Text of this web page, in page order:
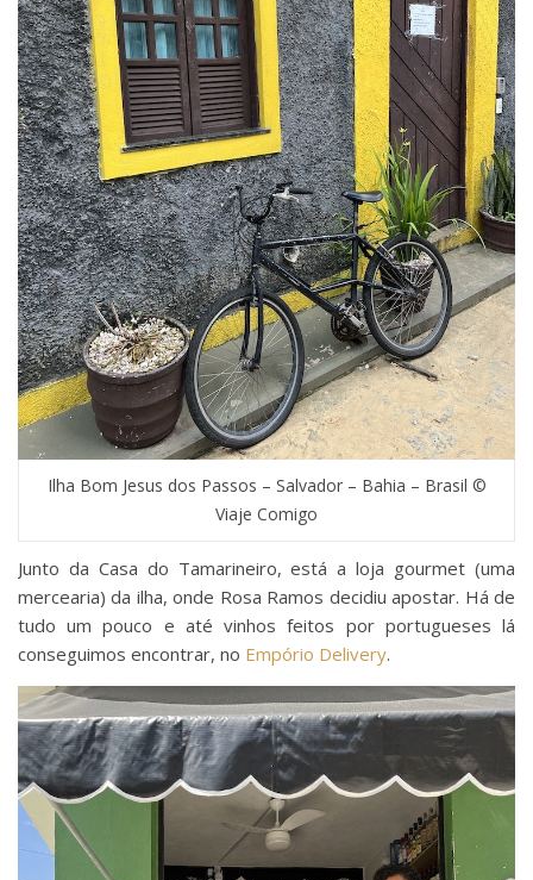
Ilha Bom Jesus dos Passos – Salvador – Bahia – Brasil ©
Viaje Comigo
Junto da Casa do Tamarineiro, está a loja gourmet (uma
mercearia) da ilha, onde Rosa Ramos decidiu apostar. Há de
tudo um pouco e até vinhos feitos por portugueses lá
conseguimos encontrar, no Empório Delivery.